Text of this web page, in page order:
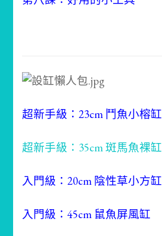
超新手級：23cm 鬥魚小榕缸
超新手級：35cm 斑馬魚裸缸
入門級：20cm 陰性草小方缸
入門級：45cm 鼠魚屏風缸